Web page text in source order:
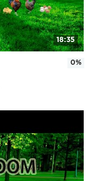
18:35
0%